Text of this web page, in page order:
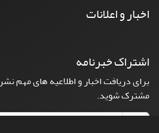
اخبار و اعلانات
اشتراک خبرنامه
برای دریافت اخبار و اطلاعیه های مهم
مشترک شوید.